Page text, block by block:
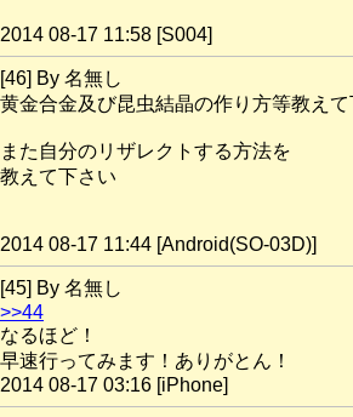
2014 08-17 11:58 [S004]
[46] By 名無し
黄金合金及び昆虫結晶の作り方等教えて
また自分のリザレクトする方法を
教えて下さい
2014 08-17 11:44 [Android(SO-03D)]
[45] By 名無し
>>44
なるほど！
早速行ってみます！ありがとん！
2014 08-17 03:16 [iPhone]